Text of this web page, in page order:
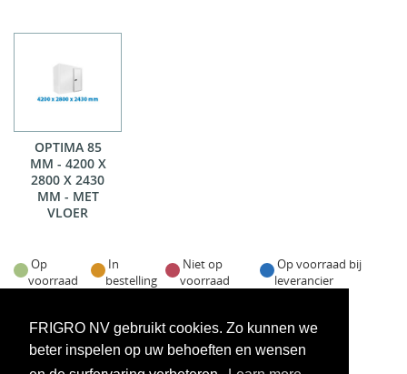
FRIGRO NV gebruikt cookies. Zo kunnen we
beter inspelen op uw behoeften en wensen
OPTIMA 85
MM - 4200 X
2800 X 2430
MM - MET
VLOER
Op
voorraad
In
bestelling
Niet op
voorraad
Op voorraad bij
leverancier